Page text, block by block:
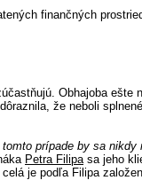
finančných
Obhajoba ešte
že neboli
prípade by sa nikdy
Petra Filipasa jeho
je podľa Filipa